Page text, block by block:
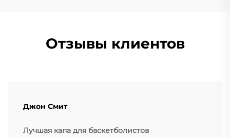
Отзывы клиентов
Джон Смит
Лучшая капа для баскетболистов